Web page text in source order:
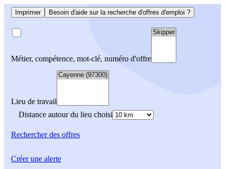
Imprimer Besoin d'aide sur la recherche d'offres d'emploi ?
Métier, compétence, mot-clé, numéro d'offre
Lieu de travail
Distance autour du lieu choisi
Rechercherdes offres
Créer une alerte